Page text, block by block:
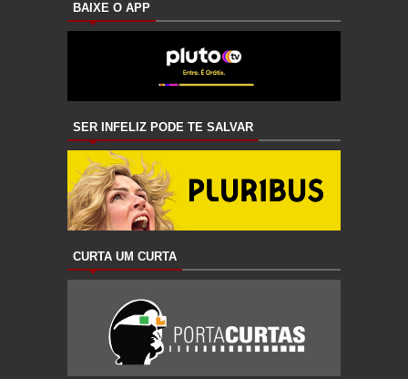
BAIXE O APP
SER INFELIZ PODE TE SALVAR
CURTA UM CURTA